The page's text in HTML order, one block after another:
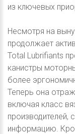
из ключевых
Несмотря на
продолжает
Total Lubrifiants
канистры
более
Теперь она
включая класс
производителей,
информацию.